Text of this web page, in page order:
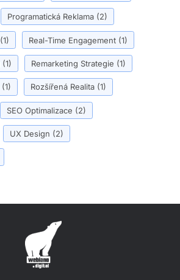
Programatická Reklama (2)
(1) Real-Time Engagement (1)
(1) Remarketing Strategie (1)
(1) Rozšířená Realita (1)
SEO Optimalizace (2)
UX Design (2)